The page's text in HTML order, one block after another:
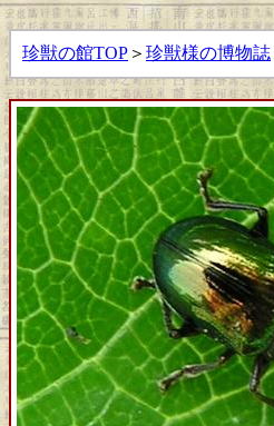
珍獣の館TOP ＞ 珍獣様の博物誌